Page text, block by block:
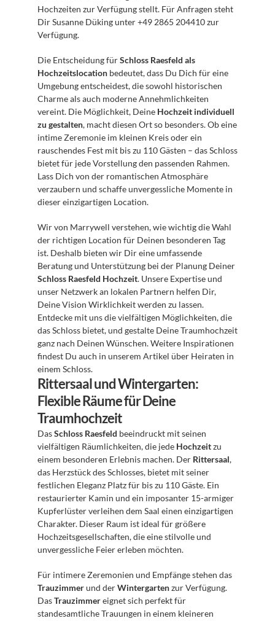
Hochzeiten zur Verfügung stellt. Für Anfragen steht
Dir Susanne Düking unter +49 2865 204410 zur
Verfügung.
Die Entscheidung für Schloss Raesfeld als
Hochzeitslocation bedeutet, dass Du Dich für eine
Umgebung entscheidest, die sowohl historischen
Charme als auch moderne Annehmlichkeiten
vereint. Die Möglichkeit, Deine Hochzeit individuell
zu gestalten, macht diesen Ort so besonders. Ob eine
intime Zeremonie im kleinen Kreis oder ein
rauschendes Fest mit bis zu 110 Gästen – das Schloss
bietet für jede Vorstellung den passenden Rahmen.
Lass Dich von der romantischen Atmosphäre
verzaubern und schaffe unvergessliche Momente in
dieser einzigartigen Location.
Wir von Marrywell verstehen, wie wichtig die Wahl
der richtigen Location für Deinen besonderen Tag
ist. Deshalb bieten wir Dir eine umfassende
Schloss Raesfeld Hochzeit. Unsere Expertise und
unser Netzwerk an lokalen Partnern helfen Dir,
Deine Vision Wirklichkeit werden zu lassen.
Entdecke mit uns die vielfältigen Möglichkeiten, die
das Schloss bietet, und gestalte Deine Traumhochzeit
ganz nach Deinen Wünschen. Weitere Inspirationen
findest Du auch in unserem Artikel über Heiraten in
einem Schloss.
Rittersaal und Wintergarten:
Flexible Räume für Deine
Traumhochzeit
Das Schloss Raesfeld beeindruckt mit seinen
vielfältigen Räumlichkeiten, die jede Hochzeit zu
einem besonderen Erlebnis machen. Der Rittersaal,
das Herzstück des Schlosses, bietet mit seiner
festlichen Eleganz Platz für bis zu 110 Gäste. Ein
restaurierter Kamin und ein imposanter 15-armiger
Kupferlüster verleihen dem Saal einen einzigartigen
Charakter. Dieser Raum ist ideal für größere
Hochzeitsgesellschaften, die eine stilvolle und
unvergessliche Feier erleben möchten.
Trauzimmer und der Wintergarten zur Verfügung.
Das Trauzimmer eignet sich perfekt für
standesamtliche Trauungen in einem kleineren